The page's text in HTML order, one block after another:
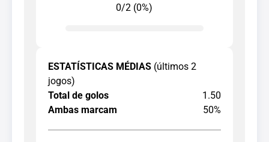
0/2 (0%)
ESTATÍSTICAS MÉDIAS (últimos 2
jogos)
Total de golos
1.50
Ambas marcam
50%